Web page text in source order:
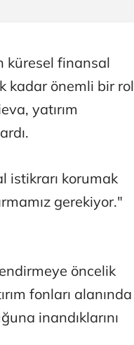
küresel finansal
kadar önemli bir rol
yatırım
istikrarı korumak
gerekiyor."
öncelik
fonları alanında
inandıklarını